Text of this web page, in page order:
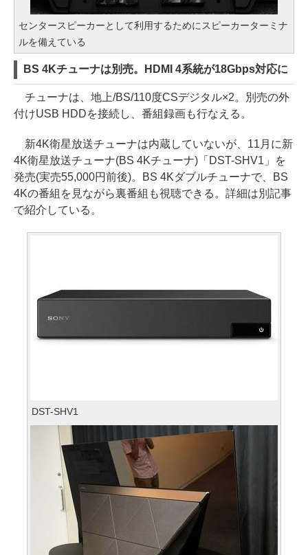
センタースピーカーとして利用するためにスピーカーターミナ
ルを備えている
BS 4Kチューナは別売。HDMI 4系統が18Gbps対応に
チューナは、地上/BS/110度CSデジタル×2。別売の外
付けUSB HDDを接続し、番組録画も行なえる。
新4K衛星放送チューナは内蔵していないが、11月に新
4K衛星放送チューナ(BS 4Kチューナ)「DST-SHV1」を
発売(実売55,000円前後)。BS 4Kダブルチューナで、BS
4Kの番組を見ながら裏番組も視聴できる。詳細は別記事
で紹介している。
DST-SHV1